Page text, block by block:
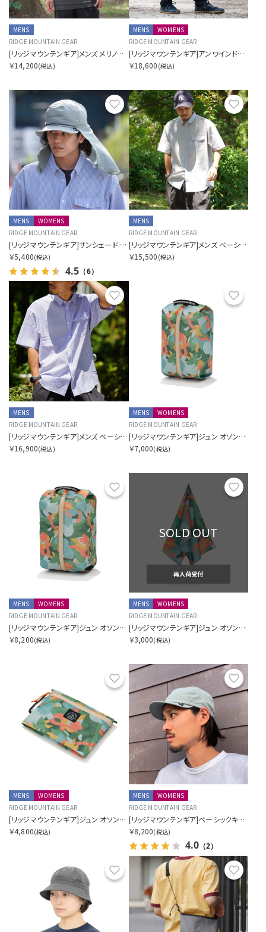
MENS
RIDGE MOUNTAIN GEAR
[リッジマウンテンギア]メンズ メリノベーシックショートスリーブTシャツ マイクロボーダー
￥14,200(税込)
MENS
WOMENS
RIDGE MOUNTAIN GEAR
[リッジマウンテンギア]アンワインドパンツ
￥18,600 (税込)
お気に入り
MENS
WOMENS
RIDGE MOUNTAIN GEAR
[リッジマウンテンギア]サンシェード 2026
￥5,400(税込)
4.5 （6）
お気
MENS
RIDGE MOUNTAIN GEAR
[リッジマウンテンギア]メンズ ベーシック ショート スリーブ シャツ
￥15,500 (税込)
お気に入り
MENS
RIDGE MOUNTAIN GEAR
[リッジマウンテンギア]メンズ ベーシック ショート スリーブ シャツ ストライプ
￥16,900(税込)
MENS
WOMENS
RIDGE MOUNTAIN GEAR
[リッジマウンテンギア]ジュン オソン×リッジ ケース M
￥7,000(税込)
お気に入り
MENS
WOMENS
RIDGE MOUNTAIN GEAR
[リッジマウンテンギア]ジュン オソン×リッジ ケース L
￥8,200(税込)
SOLD OUT
再入荷受付
MENS
WOMENS
RIDGE MOUNTAIN GEAR
[リッジマウンテンギア]ジュン オソン×リッジ てぬぐい
￥3,000(税込)
お気に入り
MENS
WOMENS
RIDGE MOUNTAIN GEAR
[リッジマウンテンギア]ジュン オソン×リッジ トラベルポーチ プラス
￥4,800(税込)
MENS
WOMENS
RIDGE MOUNTAIN GEAR
[リッジマウンテンギア]ベーシックキャップ NT
￥8,200(税込)
4.0（2）
お気に入り お気